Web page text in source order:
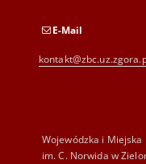
E-Mail
Wojewódzka i
im. C. Norwida w